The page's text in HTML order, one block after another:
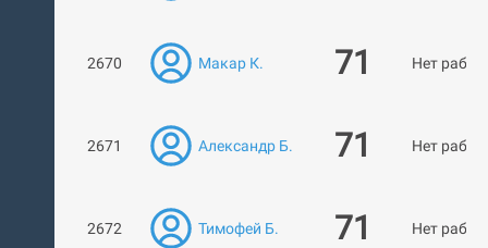
2670 Макар К. 71 Нет работ
2671 Александр Б. 71 Нет работ
2672 Тимофей Б. 71 Нет работ